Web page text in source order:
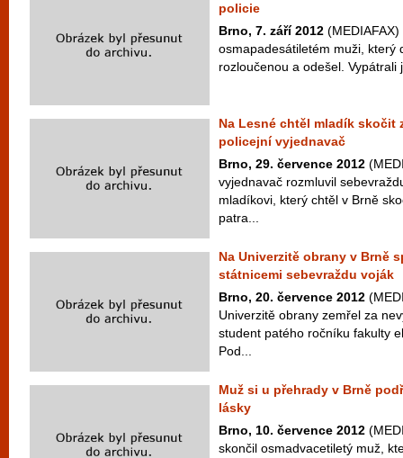
policie
Brno, 7. září 2012
osmapadesátiletém muži, který
rozloučenou a odešel. Vypátrali
Na Lesné chtěl mladík skočit
policejní vyjednavač
Brno, 29. července 2012
vyjednavač rozmluvil
mladíkovi, který chtěl v Brně
patra...
Na Univerzitě obrany v Brně
státnicemi sebevraždu voják
Brno, 20. července 2012
Univerzitě obrany zemřel za
student patého ročníku fakulty
Pod...
Muž si u přehrady v Brně
lásky
Brno, 10. července 2012
skončil osmadvacetiletý muž,